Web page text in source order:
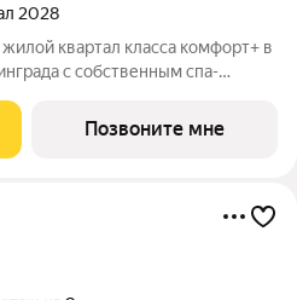
2028
с собственным спа-
и полноценную жизнь рядом
Позвоните мне